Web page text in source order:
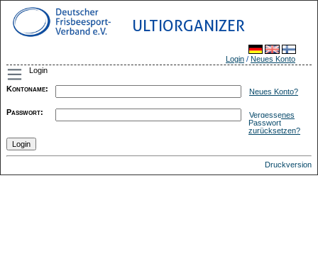
ULTIORGANIZER
Login / Neues Konto
Login
Kontoname: Neues Konto?
Passwort:
Vergessenes
Passwort
zurücksetzen?
Druckversion